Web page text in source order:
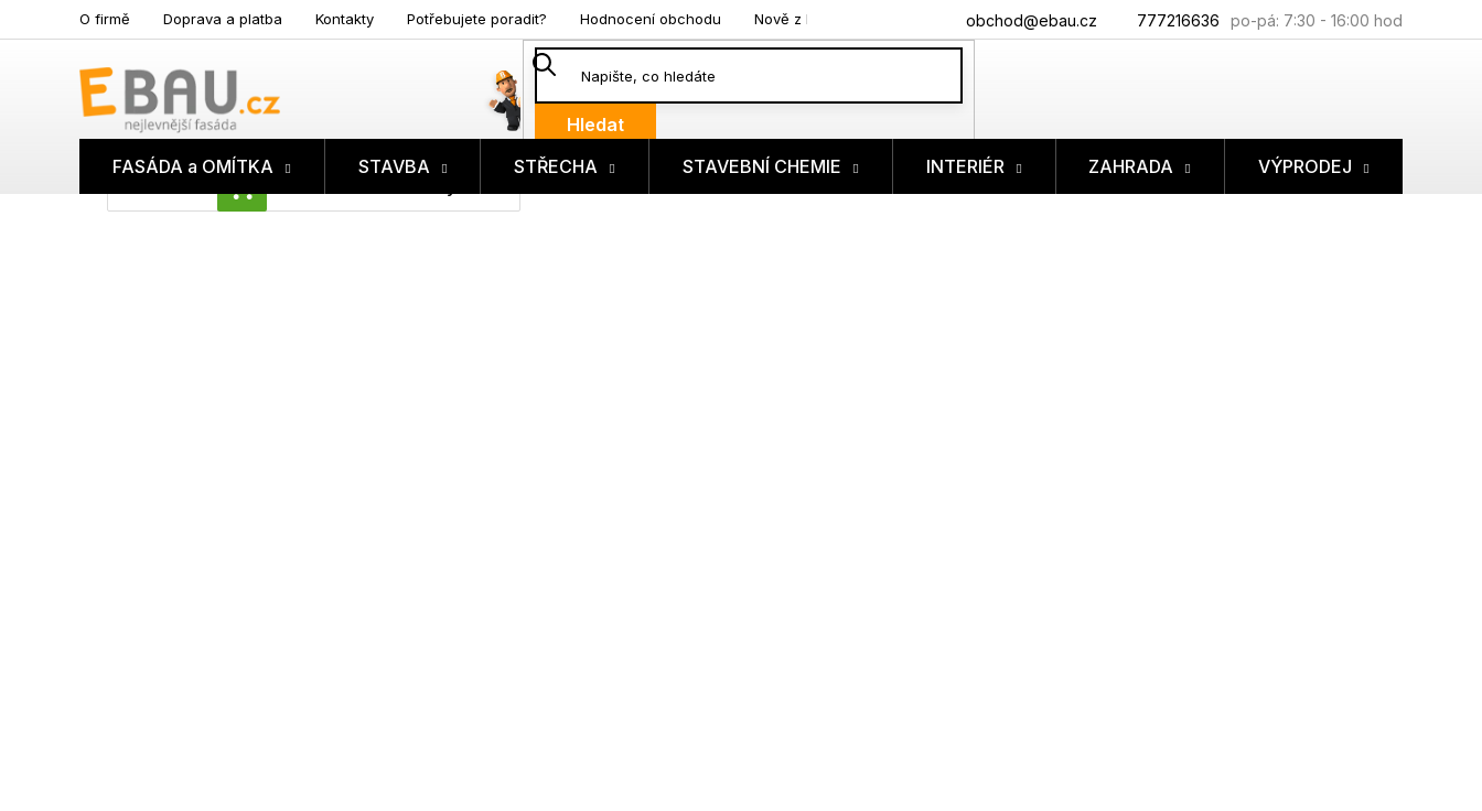
na
777216636
obchod@ebau.cz
O firmě Doprava a platba Kontakty Potřebujete poradit? Hodnocení obchodu Nově z blogu
Hledat
NÁKUPNÍ
FASÁDA a OMÍTKA STAVBA STŘECHA STAVEBNÍ CHEMIE INTERIÉR ZAHRADA VÝPRODEJ